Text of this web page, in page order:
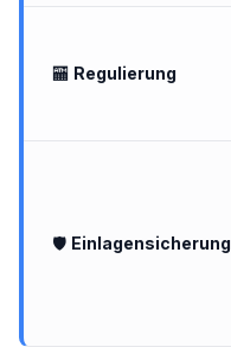
🏧 Regulierung
🛡 Einlagensicherung